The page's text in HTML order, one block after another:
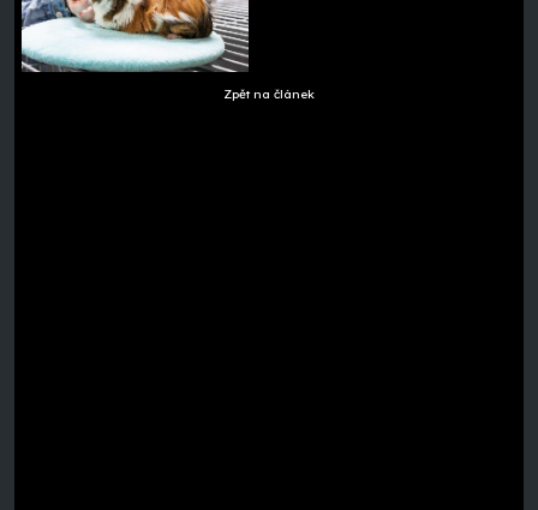
Zpět na článek